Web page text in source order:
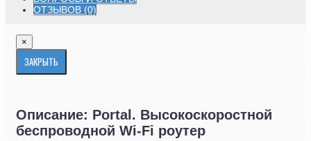
ОТЗЫВОВ (0)
×
ЗАКРЫТЬ
Описание: Portal. Высокоскоростной
беспроводной Wi-Fi роутер